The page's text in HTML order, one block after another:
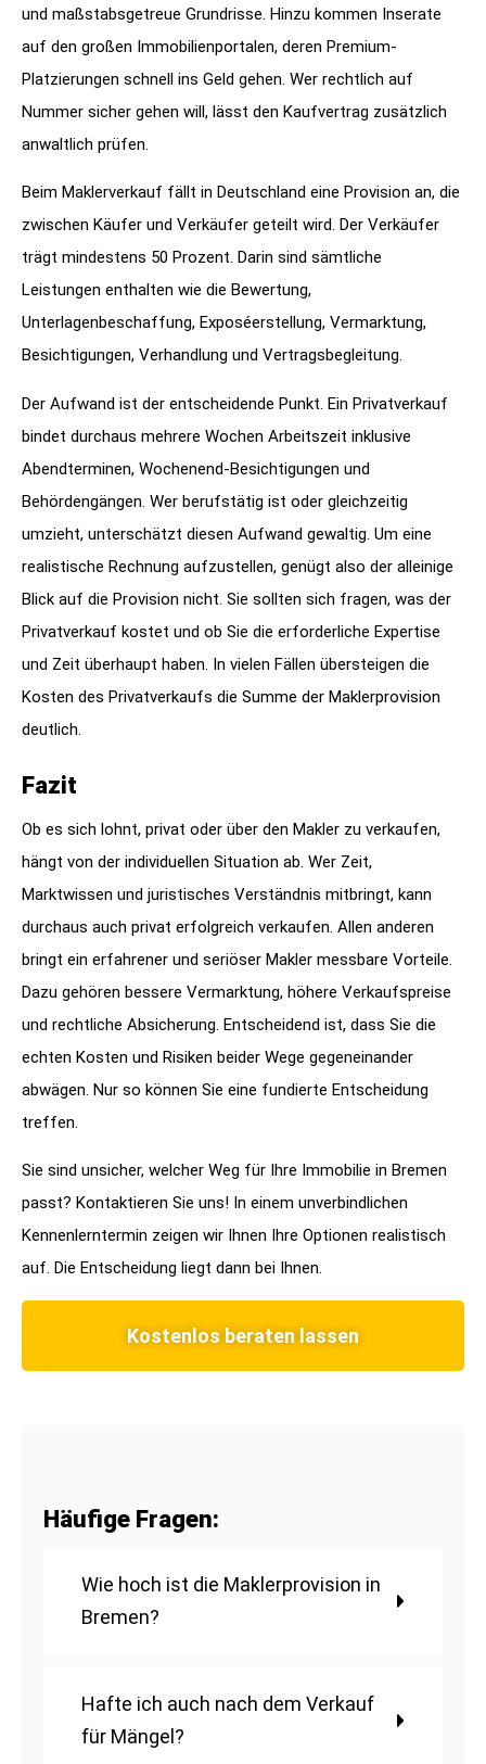
und maßstabsgetreue Grundrisse. Hinzu kommen Inserate
auf den großen Immobilienportalen, deren Premium-
Platzierungen schnell ins Geld gehen. Wer rechtlich auf
Nummer sicher gehen will, lässt den Kaufvertrag zusätzlich
anwaltlich prüfen.
Beim Maklerverkauf fällt in Deutschland eine Provision an, die
zwischen Käufer und Verkäufer geteilt wird. Der Verkäufer
trägt mindestens 50 Prozent. Darin sind sämtliche
Leistungen enthalten wie die Bewertung,
Unterlagenbeschaffung, Exposéerstellung, Vermarktung,
Besichtigungen, Verhandlung und Vertragsbegleitung.
Der Aufwand ist der entscheidende Punkt. Ein Privatverkauf
bindet durchaus mehrere Wochen Arbeitszeit inklusive
Abendterminen, Wochenend-Besichtigungen und
Behördengängen. Wer berufstätig ist oder gleichzeitig
umzieht, unterschätzt diesen Aufwand gewaltig. Um eine
realistische Rechnung aufzustellen, genügt also der alleinige
Blick auf die Provision nicht. Sie sollten sich fragen, was der
Privatverkauf kostet und ob Sie die erforderliche Expertise
und Zeit überhaupt haben. In vielen Fällen übersteigen die
Kosten des Privatverkaufs die Summe der Maklerprovision
deutlich.
Fazit
Ob es sich lohnt, privat oder über den Makler zu verkaufen,
hängt von der individuellen Situation ab. Wer Zeit,
Marktwissen und juristisches Verständnis mitbringt, kann
durchaus auch privat erfolgreich verkaufen. Allen anderen
bringt ein erfahrener und seriöser Makler messbare Vorteile.
Dazu gehören bessere Vermarktung, höhere Verkaufspreise
und rechtliche Absicherung. Entscheidend ist, dass Sie die
echten Kosten und Risiken beider Wege gegeneinander
abwägen. Nur so können Sie eine fundierte Entscheidung
treffen.
Sie sind unsicher, welcher Weg für Ihre Immobilie in Bremen
passt? Kontaktieren Sie uns! In einem unverbindlichen
Kennenlerntermin zeigen wir Ihnen Ihre Optionen realistisch
auf. Die Entscheidung liegt dann bei Ihnen.
Kostenlos beraten lassen
Häufige Fragen:
Wie hoch ist die Maklerprovision in
Bremen?
Hafte ich auch nach dem Verkauf
für Mängel?